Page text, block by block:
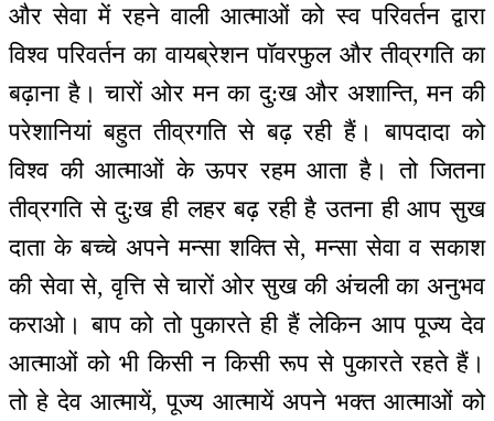
और सेवा में रहने वाली आत्माओं को स्व परिवर्तन द्वारा
विश्व परिवर्तन का वायब्रेशन पॉवरफुल और तीव्रगति का
बढ़ाना है। चारों ओर मन का दु:ख और अशान्ति, मन की
परेशानियां बहुत तीव्रगति से बढ़ रही हैं। बापदादा को
विश्व की आत्माओं के ऊपर रहम आता है। तो जितना
तीव्रगति से दु:ख ही लहर बढ़ रही है उतना ही आप सुख
दाता के बच्चे अपने मन्सा शक्ति से, मन्सा सेवा व सकाश
की सेवा से, वृत्ति से चारों ओर सुख की अंचली का अनुभव
कराओ। बाप को तो पुकारते ही हैं लेकिन आप पूज्य देव
आत्माओं को भी किसी न किसी रूप से पुकारते रहते हैं।
तो हे देव आत्मायें, पूज्य आत्मायें अपने भक्त आत्माओं को